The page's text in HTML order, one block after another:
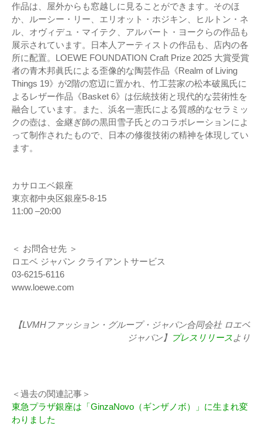
作品は、屋外からも窓越しに見ることができます。そのほ
か、ルーシー・リー、エリオット・ホジキン、ヒルトン・ネ
ル、オヴィデュ・マイテク、アルバート・ヨークらの作品も
展示されています。日本人アーティストの作品も、店内の各
所に配置。LOEWE FOUNDATION Craft Prize 2025 大賞受賞
者の青木邦眞氏による歪像的な陶芸作品《Realm of Living
Things 19》が2階の窓辺に置かれ、竹工芸家の松本破風氏に
よるレザー作品《Basket 6》は伝統技術と現代的な芸術性を
融合しています。また、浜名一憲氏による質感的なセラミッ
クの壺は、金継ぎ師の黒田雪子氏とのコラボレーションによ
って制作されたもので、日本の修復技術の精神を体現してい
ます。
カサロエベ銀座
東京都中央区銀座5-8-15
11:00 –20:00
＜ お問合せ先 ＞
ロエベ ジャパン クライアントサービス
03-6215-6116
www.loewe.com
【LVMHファッション・グループ・ジャパン合同会社 ロエベ
ジャパン】 プレスリリースより
＜過去の関連記事＞
東急プラザ銀座は「GinzaNovo（ギンザノボ）」に生まれ変
わりました